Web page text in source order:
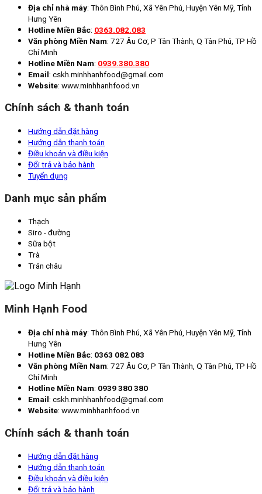
Địa chỉ nhà máy: Thôn Bình Phú, Xã Yên Phú, Huyện Yên Mỹ, Tỉnh
Hưng Yên
Hotline Miền Bắc: 0363.082.083
Văn phòng Miền Nam: 727 Âu Cơ, P Tân Thành, Q Tân Phú, TP Hồ
Chí Minh
Hotline Miền Nam: 0939.380.380
Email: cskh.minhhanhfood@gmail.com
Website: www.minhhanhfood.vn
Chính sách & thanh toán
Hướng dẫn đặt hàng
Hướng dẫn thanh toán
Điều khoản và điều kiện
Đổi trả và bảo hành
Tuyển dụng
Danh mục sản phẩm
Thạch
Siro - đường
Sữa bột
Trà
Trân châu
Minh Hạnh Food
Địa chỉ nhà máy: Thôn Bình Phú, Xã Yên Phú, Huyện Yên Mỹ, Tỉnh
Hưng Yên
Hotline Miền Bắc: 0363 082 083
Văn phòng Miền Nam: 727 Âu Cơ, P Tân Thành, Q Tân Phú, TP Hồ
Chí Minh
Hotline Miền Nam: 0939 380 380
Email: cskh.minhhanhfood@gmail.com
Website: www.minhhanhfood.vn
Chính sách & thanh toán
Hướng dẫn đặt hàng
Hướng dẫn thanh toán
Điều khoản và điều kiện
Đổi trả và bảo hành